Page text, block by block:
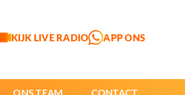
KIJK LIVE RADIO APP ONS
ONS TEAM CONTACT